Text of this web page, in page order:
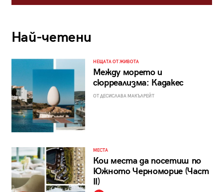
Най-четени
НЕЩАТА ОТ ЖИВОТА
Между морето и
сюрреализма: Кадакес
ОТ ДЕСИСЛАВА МАКЪЛРЕЙТ
МЕСТА
Кои места да посетиш по
Южното Черноморие (Част
II)